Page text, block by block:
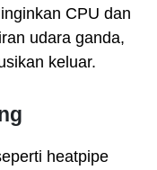
CPU dan
udara ganda,
keluar.
heatpipe